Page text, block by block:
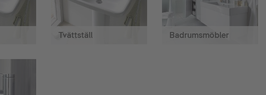
Tvättställ Badrumsmöbler